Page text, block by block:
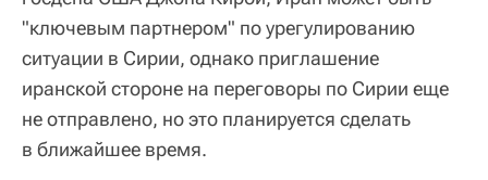
"ключевым партнером" по урегулированию
ситуации в Сирии, однако приглашение
иранской стороне на переговоры по Сирии еще
не отправлено, но это планируется сделать
в ближайшее время.